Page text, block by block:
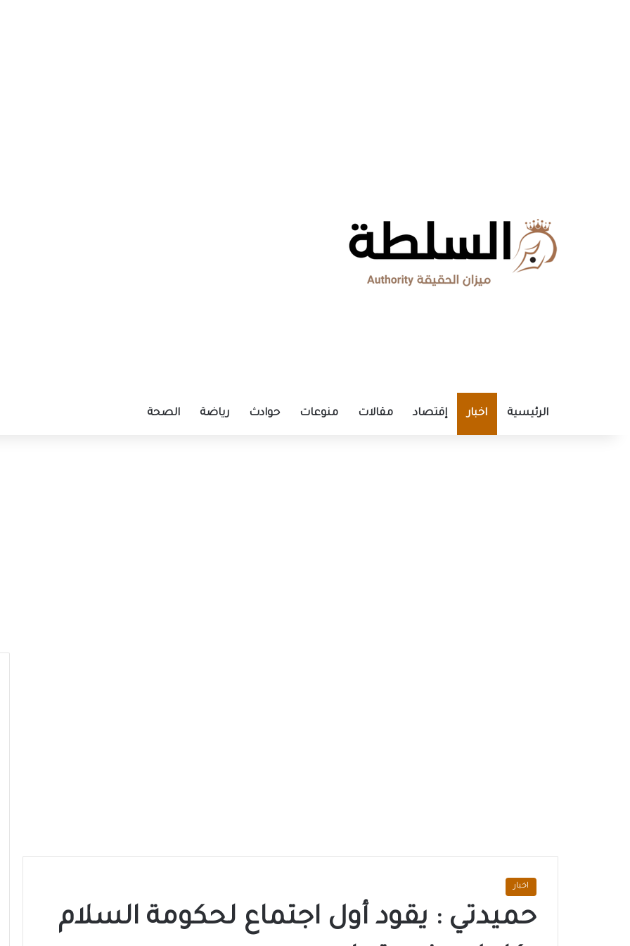
الرئيسية اخبار إقتصاد مقالات منوعات حوادث رياضة الصحة
اخبار
حميدتي : يقود أول اجتماع لحكومة السلام